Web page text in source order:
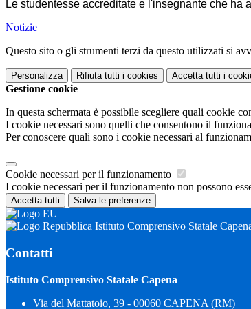
Le studentesse accreditate e l'insegnante che ha
Notizie
Questo sito o gli strumenti terzi da questo utilizzati si
Personalizza Rifiuta tutti i cookies Accetta tutti i
Gestione cookie
In questa schermata è possibile scegliere quali cookie
I cookie necessari sono quelli che consentono il
Per conoscere quali sono i cookie necessari al
Cookie necessari per il funzionamento
I cookie necessari per il funzionamento non possono
Accetta tutti Salva le preferenze
Istituto Comprensivo Statale
Contatti
Istituto Comprensivo Statale Capena
Via del Mattatoio, 39 - 00060 CAPENA (RM)